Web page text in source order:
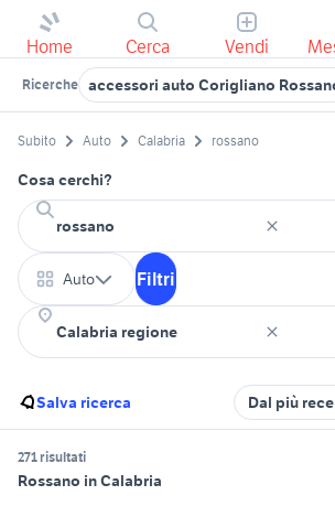
Home Cerca Vendi
Ricerche accessori auto Corigliano
Subito Auto Calabria rossano
Cosa cerchi?
Auto Filtri
Salva ricerca Dal più
271 risultati
Rossano in Calabria